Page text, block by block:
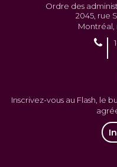
Ordre des
2045, rue
Montréal,
Inscrivez-vous au Flash, le